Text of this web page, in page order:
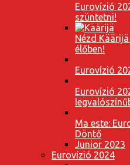
Eurovízió
szüntetni!
Nézd
élőben!
Eurovízió
Eurovízió
Ma este:
Döntő
Junior 2023
Eurovízió 2024